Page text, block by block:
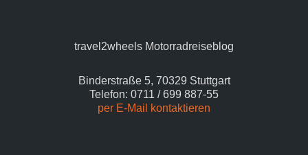
travel2wheels Motorradreiseblog
Binderstraße 5, 70329 Stuttgart
Telefon: 0711 / 699 887-55
per E-Mail kontaktieren